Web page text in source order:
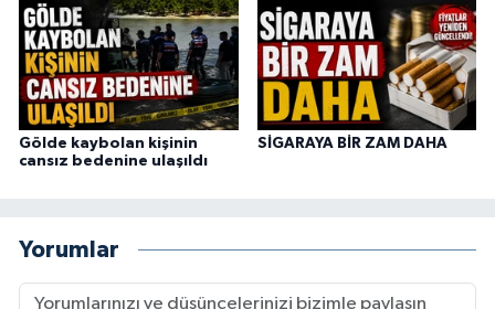
Gölde kaybolan kişinin
cansız bedenine ulaşıldı
SİGARAYA BİR ZAM DAHA
Yorumlar